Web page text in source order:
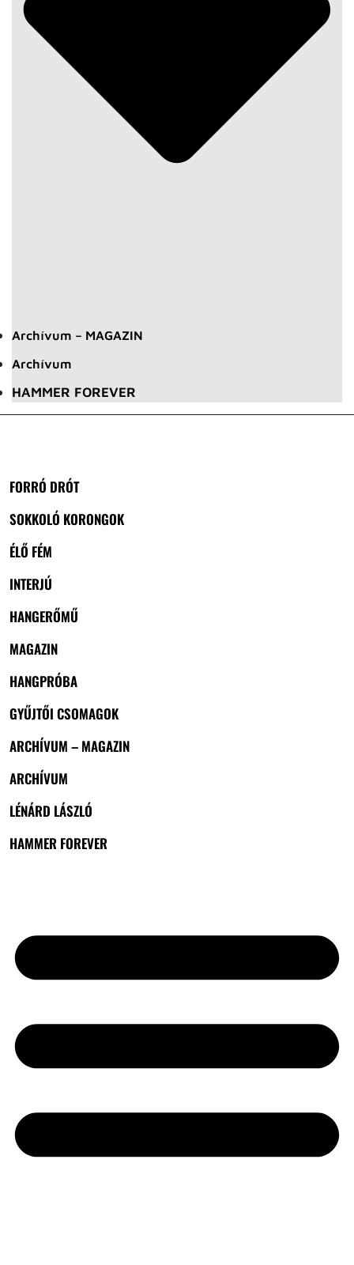
Archívum – MAGAZIN
Archívum
HAMMER FOREVER
FORRÓ DRÓT
SOKKOLÓ KORONGOK
ÉLŐ FÉM
INTERJÚ
HANGERŐMŰ
MAGAZIN
HANGPRÓBA
GYŰJTŐI CSOMAGOK
ARCHÍVUM – MAGAZIN
ARCHÍVUM
LÉNÁRD LÁSZLÓ
HAMMER FOREVER